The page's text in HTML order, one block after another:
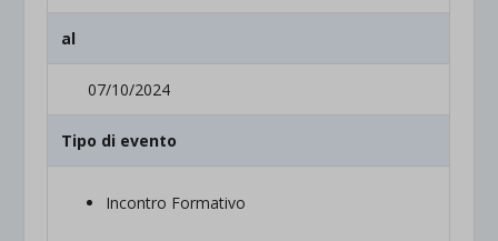
al
07/10/2024
Tipo di evento
Incontro Formativo